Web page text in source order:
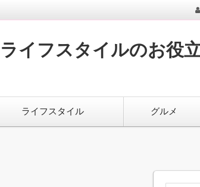
イフスタイルのお役
ライフスタイル グルメ